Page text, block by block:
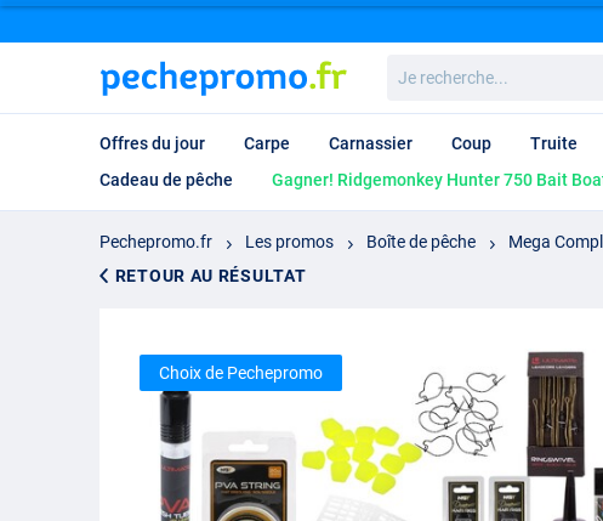
recherche...
Offres du jour Carpe Carnassier Coup Truite
Cadeau de pêche
Gagner! Ridgemonkey Hunter 750 Bait
Pechepromo.fr Les promos Boîte de pêche
Mega
RETOUR AU RÉSULTAT
Choix de Pechepromo